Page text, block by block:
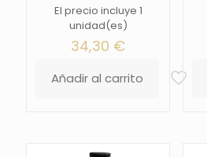
El precio incluye 1
unidad(es)
34,30 €
Añadir al carrito